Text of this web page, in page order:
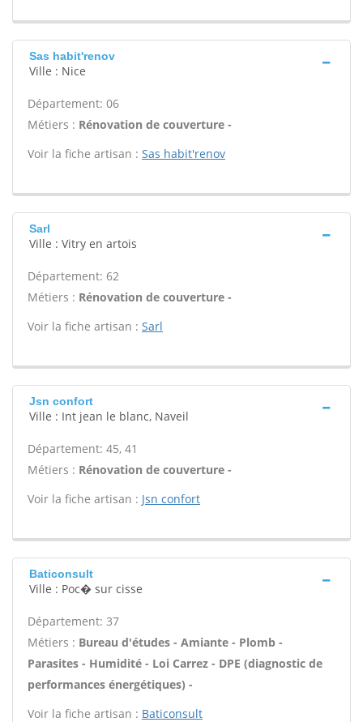
Sas habit'renov
Ville : Nice
Département: 06
Métiers : Rénovation de couverture -
Voir la fiche artisan : Sas habit'renov
Sarl
Ville : Vitry en artois
Département: 62
Métiers : Rénovation de couverture -
Voir la fiche artisan : Sarl
Jsn confort
Ville : Int jean le blanc, Naveil
Département: 45, 41
Métiers : Rénovation de couverture -
Voir la fiche artisan : Jsn confort
Baticonsult
Ville : Poc� sur cisse
Département: 37
Métiers : Bureau d'études - Amiante - Plomb -
Parasites - Humidité - Loi Carrez - DPE (diagnostic de
performances énergétiques) -
Voir la fiche artisan : Baticonsult